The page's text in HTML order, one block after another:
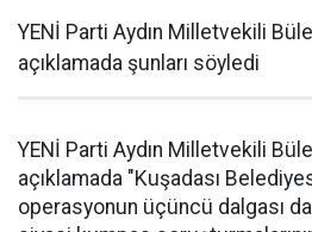
YENİ Parti Aydın Milletvekili
açıklamada şunları söyledi
YENİ Parti Aydın Milletvekili
açıklamada "Kuşadası
operasyonun üçüncü dalgası